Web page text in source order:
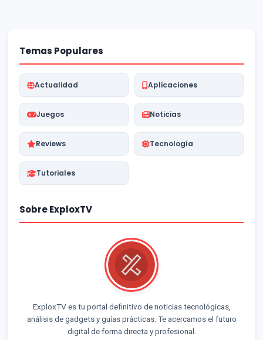
Temas Populares
Actualidad Aplicaciones
Juegos Noticias
Reviews Tecnología
Tutoriales
Sobre ExploxTV
ExploxTV es tu portal definitivo de noticias tecnológicas,
análisis de gadgets y guías prácticas. Te acercamos el futuro
digital de forma directa y profesional.